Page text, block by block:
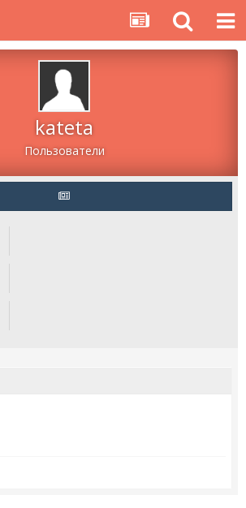
kateta
Пользователи